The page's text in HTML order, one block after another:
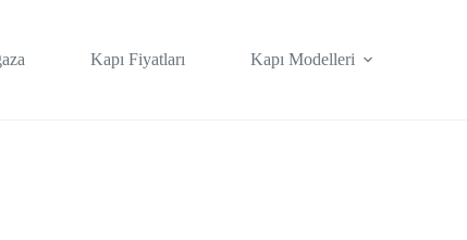
Kapı Fiyatları Kapı Modelleri